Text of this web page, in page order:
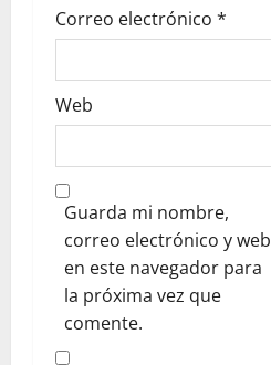
Correo electrónico *
Web
Guarda mi nombre,
correo electrónico y web
en este navegador para
la próxima vez que
comente.